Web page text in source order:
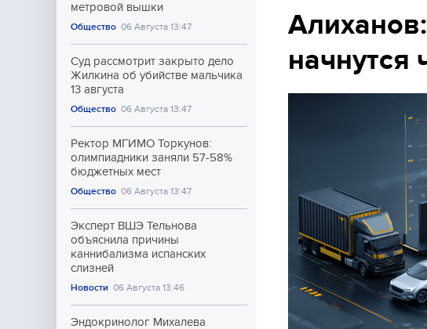
Общество
Культура
метровой вышки
Общество 06 Августа 13:47
Суд рассмотрит закрыто дело
Жилкина об убийстве мальчика
13 августа
Общество 06 Августа 13:47
Ректор МГИМО Торкунов:
олимпиадники заняли 57-58%
бюджетных мест
Общество 06 Августа 13:47
Эксперт ВШЭ Тельнова
объяснила причины
каннибализма испанских
слизней
Новости 06 Августа 13:46
Эндокринолог Михалева
начнутся